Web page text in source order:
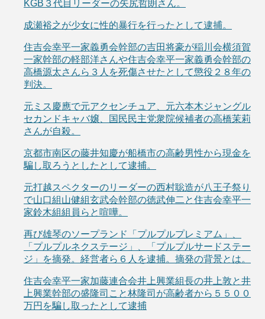
KGB３代目リーダーの矢尻哲朗さん。
成瀬裕之が少女に性的暴行を行ったとして逮捕。
住吉会幸平一家義勇会幹部の吉田将豪が稲川会横須賀
一家幹部の軽部洋さんや住吉会幸平一家義勇会幹部の
高橋源太さんら３人を死傷させたとして懲役２８年の
判決。
元ミス慶應で元アクセンチュア、元六本木ジャングル
セカンドキャバ嬢、国民民主党衆院候補者の高橋茉莉
さんが自殺。
京都市南区の藤井知慶が船橋市の高齢男性から現金を
騙し取ろうとしたとして逮捕。
元打越スペクターのリーダーの西村聡造が八王子祭り
で山口組山健組玄武会幹部の徳武伸二と住吉会幸平一
家鈴木組組員らと喧嘩。
再び雄琴のソープランド「プルプルプレミアム」、
「プルプルネクステージ」、「プルプルサードステー
ジ」を摘発。経営者ら６人を逮捕。摘発の背景とは。
住吉会幸平一家加藤連合会井上興業組長の井上敦と井
上興業幹部の盛隆司こと林隆司が高齢者から５５００
万円を騙し取ったとして逮捕